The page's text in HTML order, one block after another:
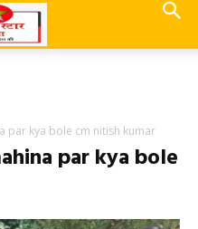
par kya bole cm nitish kumar
par kya bole